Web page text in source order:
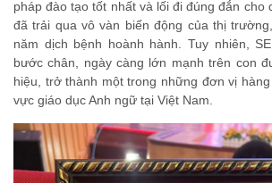
pháp đào tạo tốt nhất và lối đi đúng đắn cho
đã trải qua vô vàn biến động của thị
năm dịch bệnh hoành hành. Tuy nhiên,
bước chân, ngày càng lớn mạnh trên con
hiệu, trở thành một trong những đơn vị
vực giáo dục Anh ngữ tại Việt Nam.